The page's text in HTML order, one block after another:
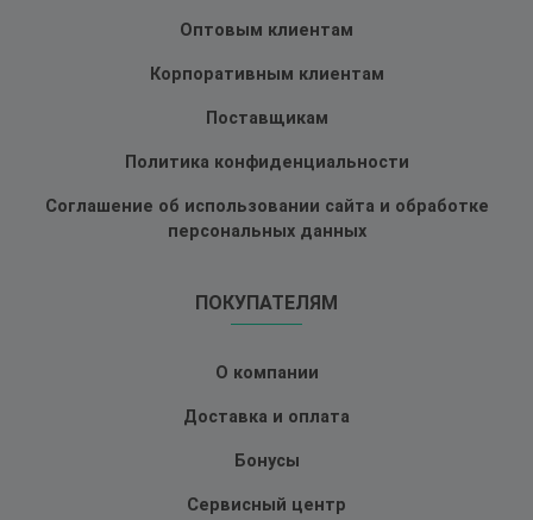
Оптовым клиентам
Корпоративным клиентам
Поставщикам
Политика конфиденциальности
Соглашение об использовании сайта и обработке
персональных данных
ПОКУПАТЕЛЯМ
О компании
Доставка и оплата
Бонусы
Сервисный центр